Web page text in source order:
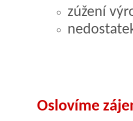
zúžení
Oslovíme